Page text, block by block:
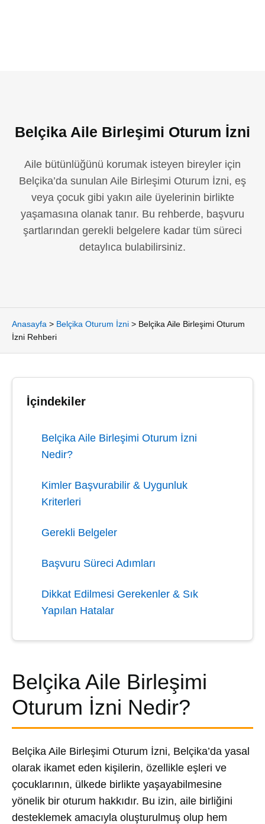
Belçika Aile Birleşimi Oturum İzni
Aile bütünlüğünü korumak isteyen bireyler için
Belçika’da sunulan Aile Birleşimi Oturum İzni, eş
veya çocuk gibi yakın aile üyelerinin birlikte
yaşamasına olanak tanır. Bu rehberde, başvuru
şartlarından gerekli belgelere kadar tüm süreci
detaylıca bulabilirsiniz.
Anasayfa > Belçika Oturum İzni > Belçika Aile Birleşimi Oturum
İzni Rehberi
İçindekiler
Belçika Aile Birleşimi Oturum İzni
Nedir?
Kimler Başvurabilir & Uygunluk
Kriterleri
Gerekli Belgeler
Başvuru Süreci Adımları
Dikkat Edilmesi Gerekenler & Sık
Yapılan Hatalar
Belçika Aile Birleşimi
Oturum İzni Nedir?
Belçika Aile Birleşimi Oturum İzni, Belçika’da yasal
olarak ikamet eden kişilerin, özellikle eşleri ve
çocuklarının, ülkede birlikte yaşayabilmesine
yönelik bir oturum hakkıdır. Bu izin, aile birliğini
desteklemek amacıyla oluşturulmuş olup hem